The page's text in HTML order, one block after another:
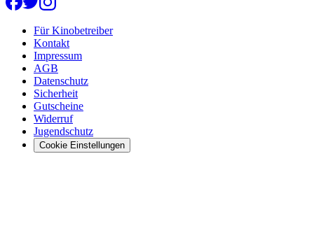
Für Kinobetreiber
Kontakt
Impressum
AGB
Datenschutz
Sicherheit
Gutscheine
Widerruf
Jugendschutz
Cookie Einstellungen